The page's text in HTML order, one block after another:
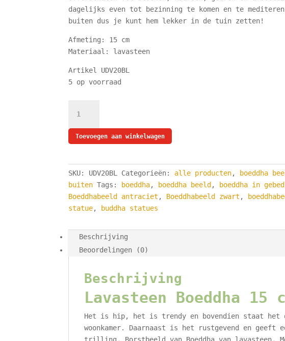
dagelijks even tot bezinning te komen en te
buiten dus je kunt hem lekker in de tuin zetten!
Afmeting: 15 cm
Materiaal: lavasteen
Artikel UDV20BL
5 op voorraad
Antraciet
-
Borstbeeld
Lavasteen
-
15
cm
-
Lavasteen
aantal
Toevoegen aan winkelwagen
SKU: UDV20BL Categorieën: alle producten, boeddha
buiten Tags: boeddha, boeddha beeld , boeddha in gebed
Boeddhabeeld antraciet , Boeddhabeeld zwart ,
statue, buddha statues
Beschrijving
Beoordelingen (0)
Beschrijving
Lavasteen Boeddha 15
Het is hip, het is trendy en bovendien staat het
woonkamer. Daarnaast is het rustgevend en geeft